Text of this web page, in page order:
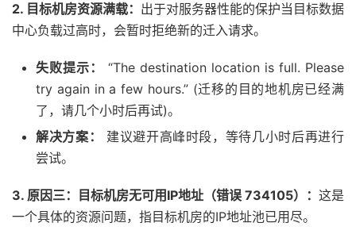
2. 目标机房资源满载： 出于对服务器性能的保护当目标数据
中心负载过高时，会暂时拒绝新的迁入请求。
失败提示：
“The destination location is full. Please
try again in a few hours.” (迁移的目的地机房已经满
了，请几个小时后再试)。
解决方案：
建议避开高峰时段，等待几小时后再进行
尝试。
3. 原因三：目标机房无可用IP地址（错误 734105）： 这是
一个具体的资源问题，指目标机房的IP地址池已用尽。